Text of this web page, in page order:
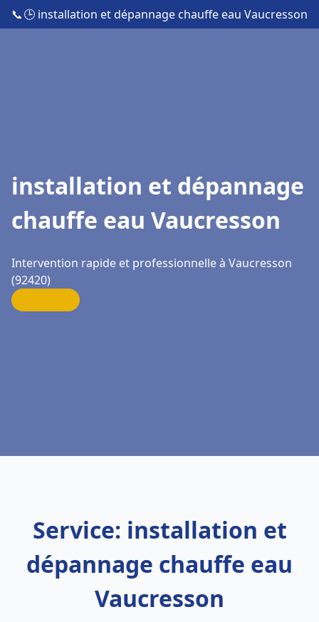
📞🕒 installation et dépannage chauffe eau Vaucresson
installation et dépannage
chauffe eau Vaucresson
Intervention rapide et professionnelle à Vaucresson
(92420)
Service: installation et
dépannage chauffe eau
Vaucresson